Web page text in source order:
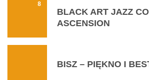
8
BLACK ART JAZZ
ASCENSION
BISZ – PIĘKNO I